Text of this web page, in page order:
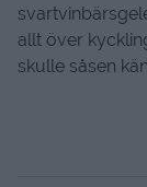
allt över
skulle såsen